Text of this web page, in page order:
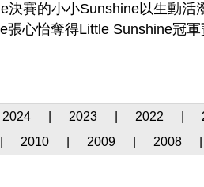
決賽的小小Sunshine以生動
張心怡奪得Little Sunshine冠
2024 2023 2022
2010 2009 2008